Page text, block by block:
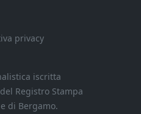
privacy
iscritta
Registro Stampa
di Bergamo.